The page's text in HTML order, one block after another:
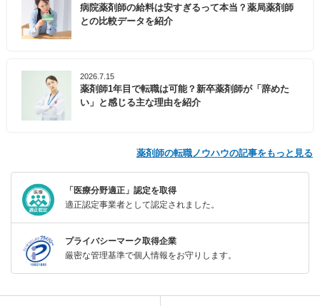
病院薬剤師の給料は安すぎるって本当？薬局薬剤師
との比較データを紹介
2026.7.15
薬剤師1年目で転職は可能？新卒薬剤師が「辞めた
い」と感じる主な理由を紹介
薬剤師の転職ノウハウの記事をもっと見る
「医療分野適正」認定を取得
適正認定事業者として認定されました。
プライバシーマーク取得企業
厳密な管理基準で個人情報をお守りします。